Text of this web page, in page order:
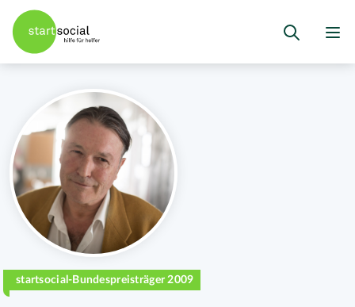
startsocial-Bundespreisträger 2009